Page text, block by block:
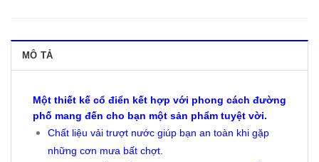
MÔ TẢ
Một thiết kế cổ điển kết hợp với phong cách đường
phố mang đến cho bạn một sản phẩm tuyệt vời.
Chất liệu vải trượt nước giúp bạn an toàn khi gặp
những cơn mưa bất chợt.